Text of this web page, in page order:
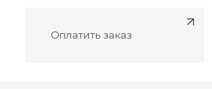
Оплатить заказ